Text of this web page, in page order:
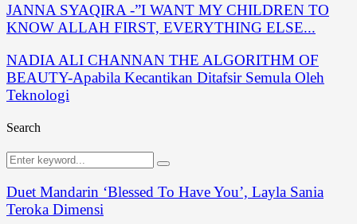
JANNA SYAQIRA -”I WANT MY CHILDREN TO
KNOW ALLAH FIRST, EVERYTHING ELSE...
NADIA ALI CHANNAN THE ALGORITHM OF
BEAUTY-Apabila Kecantikan Ditafsir Semula Oleh
Teknologi
Search
Search
for:
Search
Duet Mandarin ‘Blessed To Have You’, Layla Sania
Teroka Dimensi